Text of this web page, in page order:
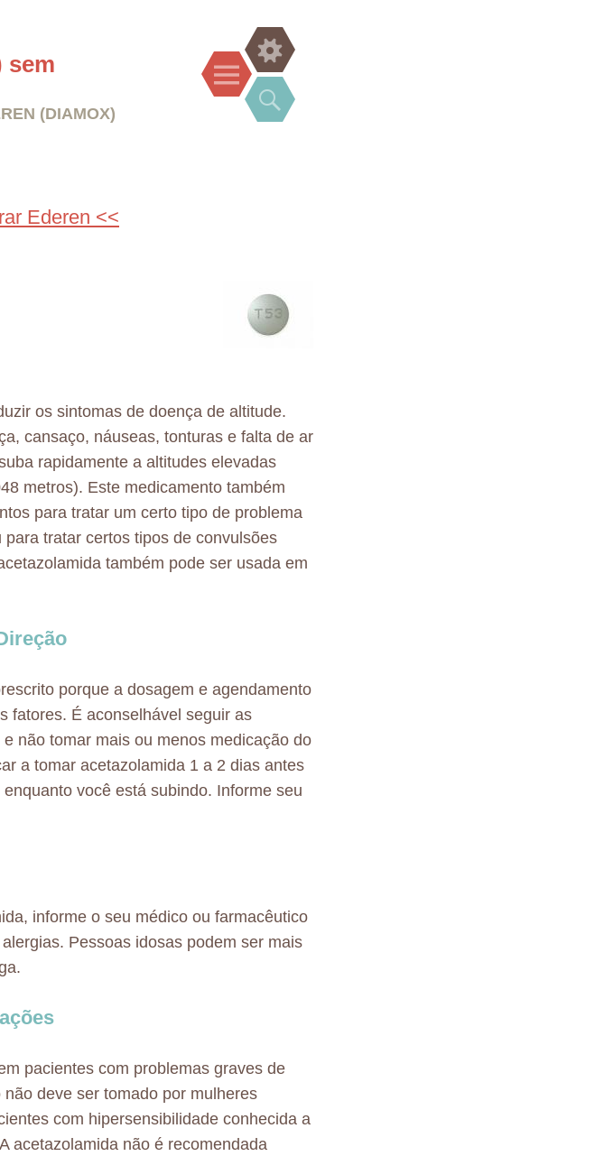
sem
(DIAMOX)
Menu
Widgets
Search
Ederen <<
os sintomas de doença de altitude.
cansaço, náuseas, tonturas e falta de ar
rapidamente a altitudes elevadas
metros). Este medicamento também
para tratar um certo tipo de problema
tratar certos tipos de convulsões
também pode ser usada em
porque a dosagem e agendamento
fatores. É aconselhável seguir as
não tomar mais ou menos medicação do
a tomar acetazolamida 1 a 2 dias antes
você está subindo. Informe seu
informe o seu médico ou farmacêutico
Pessoas idosas podem ser mais
pacientes com problemas graves de
deve ser tomado por mulheres
com hipersensibilidade conhecida a
acetazolamida não é recomendada